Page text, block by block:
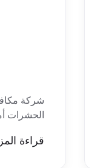
شركة
الحشرات
قراءة